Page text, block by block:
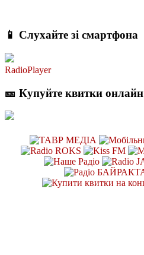
📱 Слухайте зі смартфона
RadioPlayer
🎫 Купуйте квитки онлайн